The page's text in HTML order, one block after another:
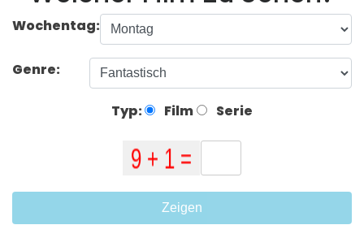
Wochentag:
Genre:
Typ: Film Serie
Zeigen